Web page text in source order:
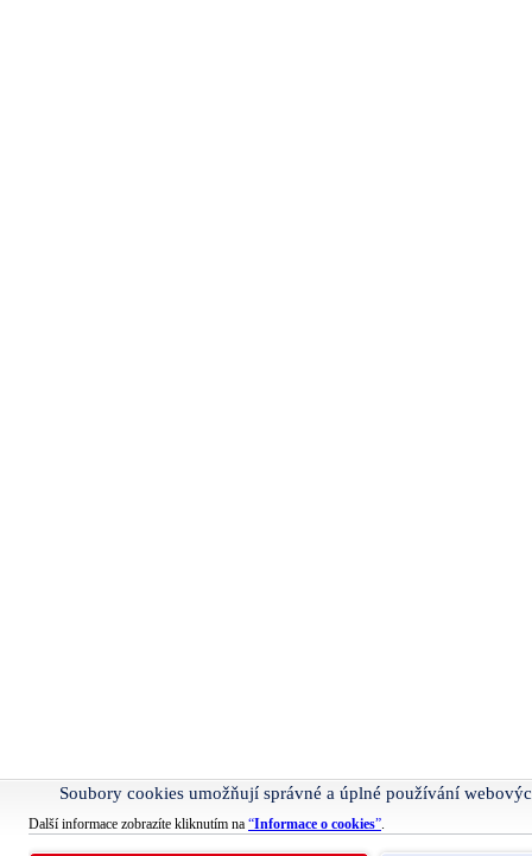
Soubory cookies umožňují správné a úplné používání
Další informace zobrazíte kliknutím na “Informace o cookies”.